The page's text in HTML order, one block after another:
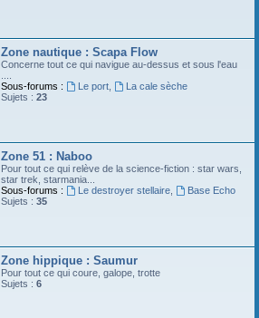
Zone nautique : Scapa Flow
Concerne tout ce qui navigue au-dessus et sous l'eau
Sous-forums :
Le port,
La cale sèche
Sujets : 23
Zone 51 : Naboo
Pour tout ce qui relève de la science-fiction : star wars,
star trek, starmania...
Sous-forums :
Le destroyer stellaire,
Base Echo
Sujets : 35
Zone hippique : Saumur
Pour tout ce qui coure, galope, trotte
Sujets : 6